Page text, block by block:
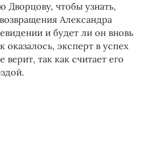
чтобы узнать,
Александра
и будет ли он вновь
оказалось, эксперт в успех
верит, так как считает его